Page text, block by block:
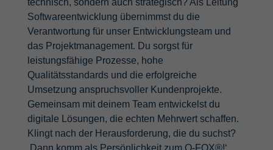
technisch, sondern auch strategisch? Als Leitung
Softwareentwicklung übernimmst du die
Verantwortung für unser Entwicklungsteam und
das Projektmanagement. Du sorgst für
leistungsfähige Prozesse, hohe
Qualitätsstandards und die erfolgreiche
Umsetzung anspruchsvoller Kundenprojekte.
Gemeinsam mit deinem Team entwickelst du
digitale Lösungen, die echten Mehrwert schaffen.
Klingt nach der Herausforderung, die du suchst?
,Dann komm als Persönlichkeit zum Q-FOX®!‘